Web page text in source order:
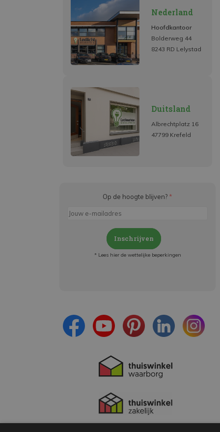
Nederland
Hoofdkantoor
Bolderweg 44
8243 RD Lelystad
Duitsland
Albrechtplatz 16
47799 Krefeld
Op de hoogte blijven? *
Inschrijven
* Lees hier de wettelijke beperkingen